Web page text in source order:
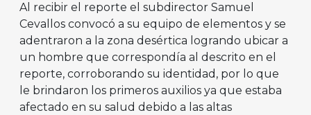
Al recibir el reporte el subdirector Samuel
Cevallos convocó a su equipo de elementos y se
adentraron a la zona desértica logrando ubicar a
un hombre que correspondía al descrito en el
reporte, corroborando su identidad, por lo que
le brindaron los primeros auxilios ya que estaba
afectado en su salud debido a las altas